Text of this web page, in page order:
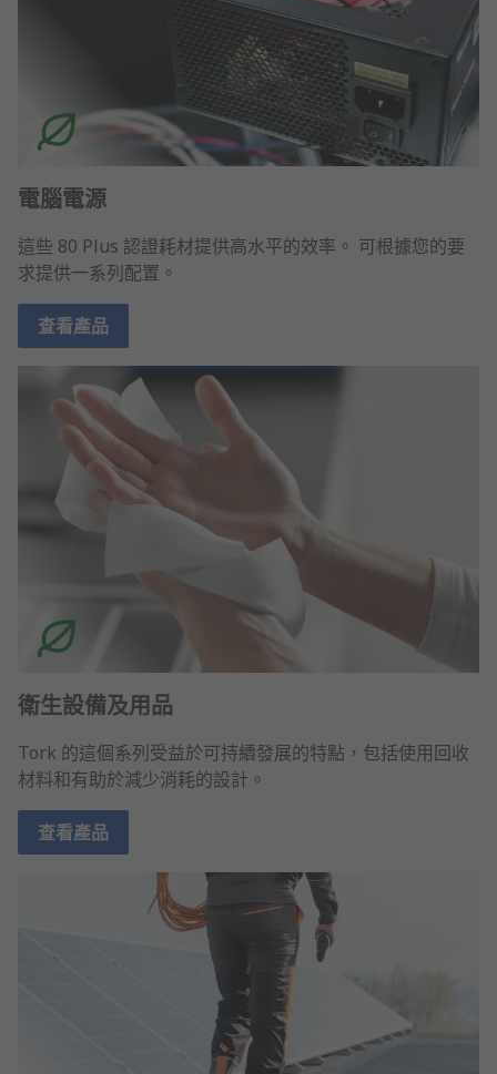
電腦電源
這些 80 Plus 認證耗材提供高水平的效率。 可根據您的要
求提供一系列配置。
查看產品
衛生設備及用品
Tork 的這個系列受益於可持續發展的特點，包括使用回收
材料和有助於減少消耗的設計。
查看產品